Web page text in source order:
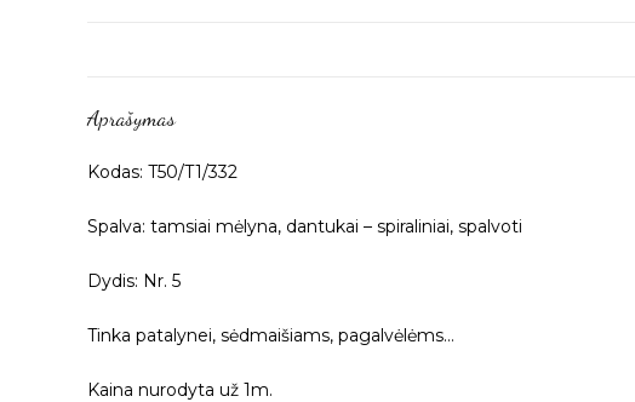
Aprašymas
Kodas: T50/T1/332
Spalva: tamsiai mėlyna, dantukai – spiraliniai, spalvoti
Dydis: Nr. 5
Tinka patalynei, sėdmaišiams, pagalvėlėms…
Kaina nurodyta už 1m.